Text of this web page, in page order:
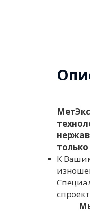
только
К